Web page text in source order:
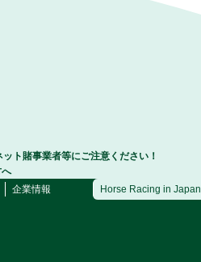
ト賭事業者等にご注意ください！
企業情報 Horse Racing in Japan